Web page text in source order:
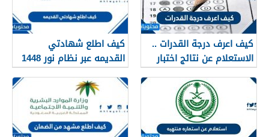
كيف اعرف درجة القدرات ..
الاستعلام عن نتائج اختبار
القدرات 1448
كيف اطلع شهادتي
القديمه عبر نظام نور 1448